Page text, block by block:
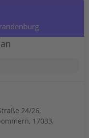
24/26,
17033,